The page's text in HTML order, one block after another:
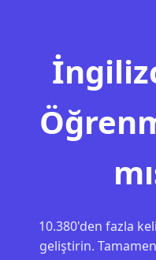
10.380'den fazla
geliştirin.